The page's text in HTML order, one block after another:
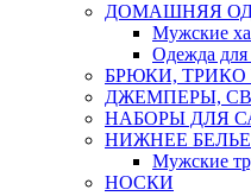
ДОМАШНЯЯ
Мужские
Одежда для
БРЮКИ,
ДЖЕМПЕРЫ,
НАБОРЫ ДЛЯ
НИЖНЕЕ БЕЛЬЕ
Мужские
НОСКИ